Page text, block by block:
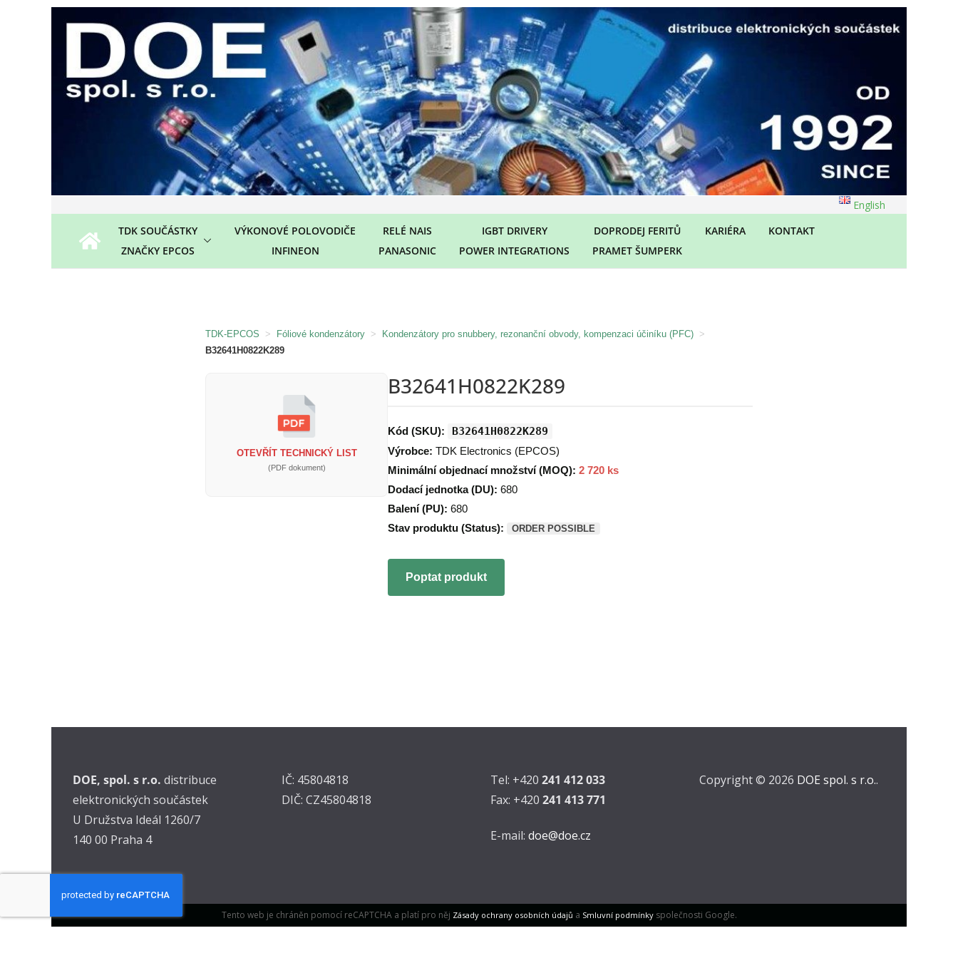
English
TDK SOUČÁSTKY
ZNAČKY EPCOS
VÝKONOVÉ POLOVODIČE
INFINEON
RELÉ NAIS
PANASONIC
IGBT DRIVERY
POWER INTEGRATIONS
DOPRODEJ FERITŮ
PRAMET ŠUMPERK
KARIÉRA KONTAKT
TDK-EPCOS > Fóliové kondenzátory > Kondenzátory pro snubbery, rezonanční obvody, kompenzaci účiníku (PFC) >
B32641H0822K289
OTEVŘÍT TECHNICKÝ LIST
(PDF dokument)
B32641H0822K289
Kód (SKU): B32641H0822K289
Výrobce: TDK Electronics (EPCOS)
Minimální objednací množství (MOQ): 2 720 ks
Dodací jednotka (DU): 680
Balení (PU): 680
Stav produktu (Status):
ORDER POSSIBLE
Poptat produkt
DOE, spol. s r.o. distribuce
elektronických součástek
U Družstva Ideál 1260/7
140 00 Praha 4
IČ: 45804818
DIČ: CZ45804818
Tel: +420 241 412 033
Fax: +420 241 413 771
E-mail: doe@doe.cz
Copyright © 2026 DOE spol. s r.o..
Tento web je chráněn pomocí reCAPTCHA a platí pro něj Zásady ochrany osobních údajů a Smluvní podmínkyspolečnosti Google.